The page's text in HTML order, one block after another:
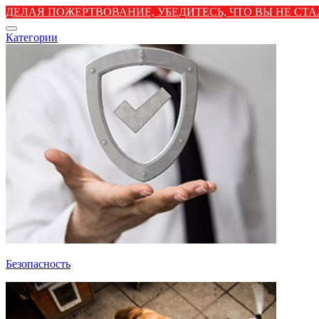
ДЕЛАЯ ПОЖЕРТВОВАНИЕ, УБЕДИТЕСЬ, ЧТО ВЫ НЕ
Категории
Безопасность